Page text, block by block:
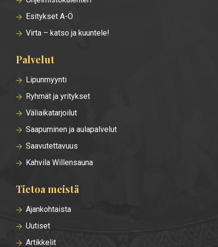
Esitykset A-Ö
Virta – katso ja kuuntele!
Palvelut
Lipunmyynti
Ryhmät ja yritykset
Väliaikatarjoilut
Saapuminen ja aulapalvelut
Saavutettavuus
Kahvila Willensauna
Tietoa meistä
Ajankohtaista
Uutiset
Artikkelit